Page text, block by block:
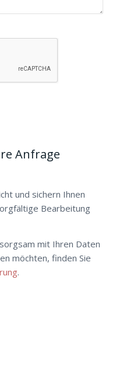
Anfrage
und sichern Ihnen
Bearbeitung
mit Ihren Daten
möchten, finden Sie
.